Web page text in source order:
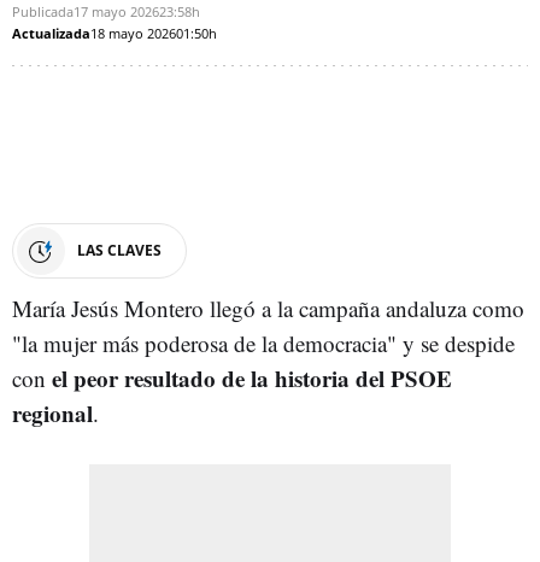
Publicada17 mayo 202623:58h
Actualizada18 mayo 202601:50h
LAS CLAVES
María Jesús Montero llegó a la campaña andaluza como
"la mujer más poderosa de la democracia" y se despide
con el peor resultado de la historia del PSOE
regional.